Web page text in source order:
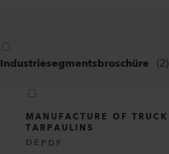
Industriesegmentsbroschüre (2)
MANUFACTURE OF TRUCK
TARPAULINS
DE PDF